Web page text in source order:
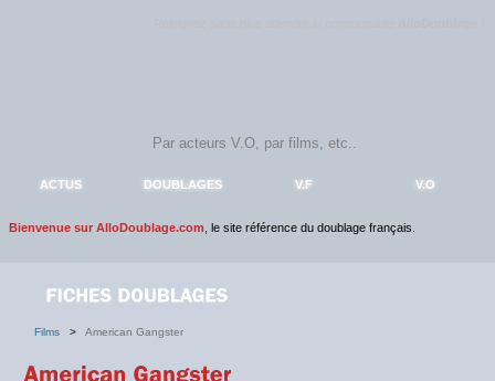
ACTUS DOUBLAGES V.F V.O
Bienvenue sur AlloDoublage.com , le site référence du doublage français.
Films > American Gangster